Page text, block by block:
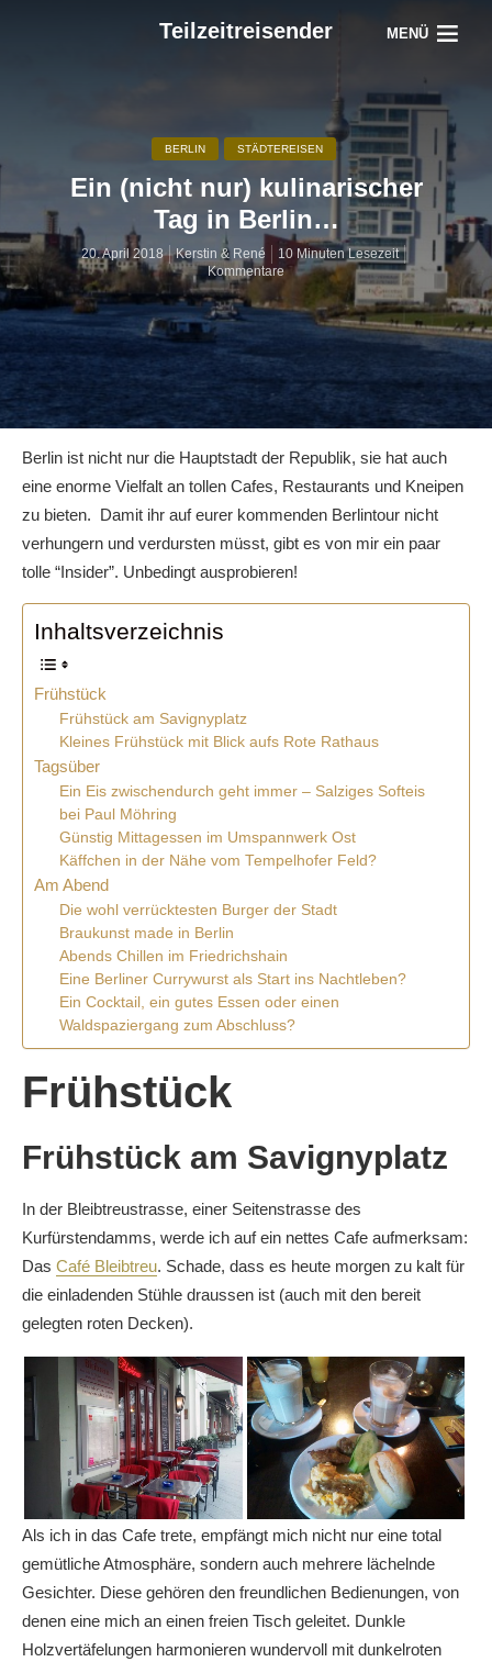
Teilzeitreisender MENÜ
BERLIN STÄDTEREISEN
Ein (nicht nur) kulinarischer
Tag in Berlin…
20. April 2018 Kerstin & René
10 Minuten Lesezeit
Kommentare
Berlin ist nicht nur die Hauptstadt der Republik, sie hat auch
eine enorme Vielfalt an tollen Cafes, Restaurants und Kneipen
zu bieten. Damit ihr auf eurer kommenden Berlintour nicht
verhungern und verdursten müsst, gibt es von mir ein paar
tolle “Insider”. Unbedingt ausprobieren!
Inhaltsverzeichnis
Frühstück
Frühstück am Savignyplatz
Kleines Frühstück mit Blick aufs Rote Rathaus
Tagsüber
Ein Eis zwischendurch geht immer – Salziges Softeis
bei Paul Möhring
Günstig Mittagessen im Umspannwerk Ost
Käffchen in der Nähe vom Tempelhofer Feld?
Am Abend
Die wohl verrücktesten Burger der Stadt
Braukunst made in Berlin
Abends Chillen im Friedrichshain
Eine Berliner Currywurst als Start ins Nachtleben?
Ein Cocktail, ein gutes Essen oder einen
Waldspaziergang zum Abschluss?
Frühstück
Frühstück am Savignyplatz
In der Bleibtreustrasse, einer Seitenstrasse des
Kurfürstendamms, werde ich auf ein nettes Cafe aufmerksam:
Das Café Bleibtreu. Schade, dass es heute morgen zu kalt für
die einladenden Stühle draussen ist (auch mit den bereit
gelegten roten Decken).
Als ich in das Cafe trete, empfängt mich nicht nur eine total
gemütliche Atmosphäre, sondern auch mehrere lächelnde
Gesichter. Diese gehören den freundlichen Bedienungen, von
denen eine mich an einen freien Tisch geleitet. Dunkle
Holzvertäfelungen harmonieren wundervoll mit dunkelroten